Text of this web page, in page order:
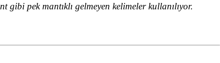
gibi pek mantıklı gelmeyen kelimeler kullanılıyor.